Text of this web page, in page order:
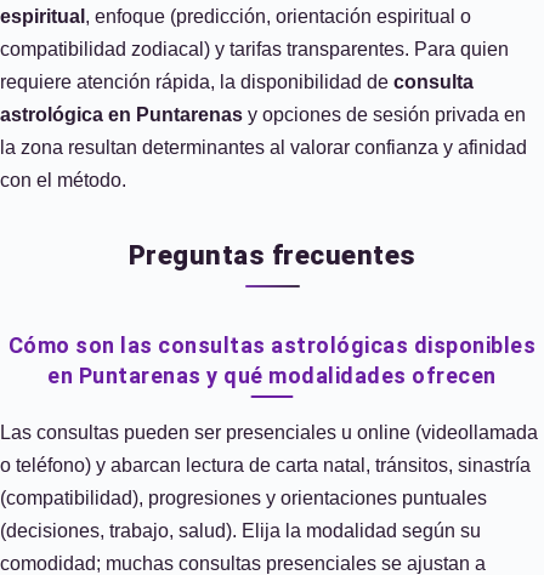
espiritual , enfoque (predicción, orientación espiritual o
compatibilidad zodiacal) y tarifas transparentes. Para quien
requiere atención rápida, la disponibilidad de consulta
astrológica en Puntarenas y opciones de sesión privada en
la zona resultan determinantes al valorar confianza y afinidad
con el método.
Preguntas frecuentes
Cómo son las consultas astrológicas disponibles
en Puntarenas y qué modalidades ofrecen
Las consultas pueden ser presenciales u online (videollamada
o teléfono) y abarcan lectura de carta natal, tránsitos, sinastría
(compatibilidad), progresiones y orientaciones puntuales
(decisiones, trabajo, salud). Elija la modalidad según su
comodidad; muchas consultas presenciales se ajustan a